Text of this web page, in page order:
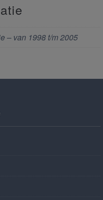
– van 1998 t/m 2005